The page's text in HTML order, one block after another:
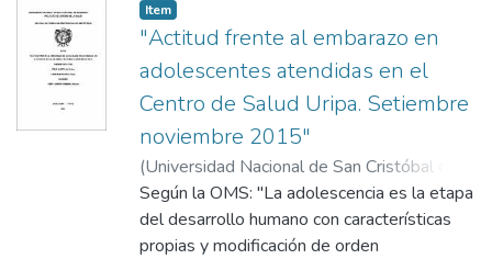
Item
"Actitud frente al embarazo en
adolescentes atendidas en el
Centro de Salud Uripa. Setiembre
noviembre 2015"
(Universidad Nacional de San Cristóbal de
Huamanga,2016) Cruz Llocclla, Lidia;
Santiago Cunto, Elena;Quispe Cadenas,
Noemí Yolanda
Según la OMS: "La adolescencia es la etapa
del desarrollo humano con características
propias y modificación de orden